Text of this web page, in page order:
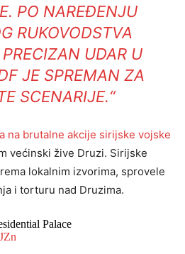
PO NAREĐENJU
RUKOVODSTVA
UDAR U
JE SPREMAN ZA
SCENARIJE.“
na brutalne akcije sirijske vojske
većinski žive Druzi. Sirijske
lokalnim izvorima, sprovele
i torturu nad Druzima.
Palace